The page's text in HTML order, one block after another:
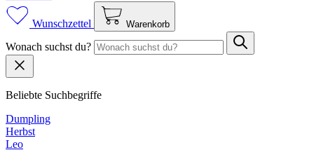
Wunschzettel Warenkorb
Wonach suchst du?
Beliebte Suchbegriffe
Dumpling
Herbst
Leo